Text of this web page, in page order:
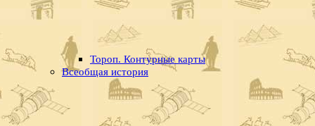
Тороп. Контурные карты
Всеобщая история